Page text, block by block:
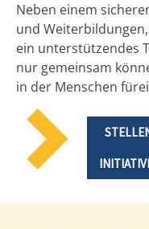
Neben einem
und
ein unterstützendes
nur gemeinsam
in der Menschen